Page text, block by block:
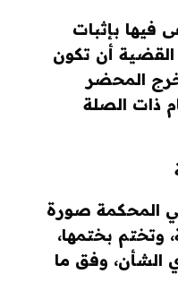
فيها بإثبات
أن تكون
المحضر
ذات الصلة
المحكمة صورة
وتختم بختمها،
الشأن، وفق ما